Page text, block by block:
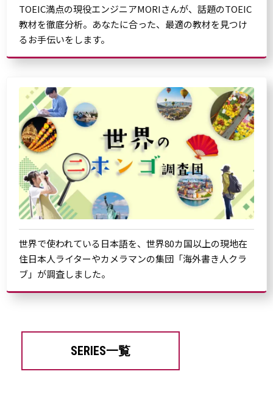
TOEIC満点の現役エンジニアMORIさんが、話題のTOEIC
教材を徹底分析。あなたに合った、最適の教材を見つけ
るお手伝いをします。
世界で使われている日本語を、世界80カ国以上の現地在
住日本人ライターやカメラマンの集団「海外書き人クラ
ブ」が調査しました。
SERIES一覧